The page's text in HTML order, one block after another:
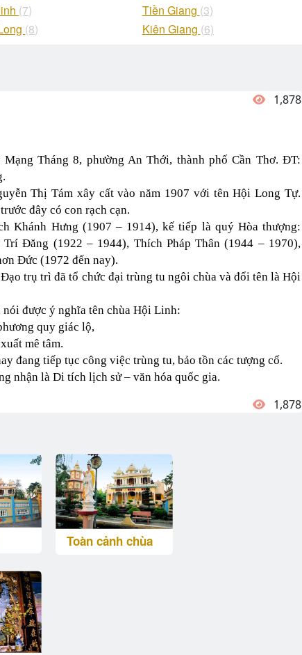
(7) Tiền Giang (3)
(8) Kiên Giang (6)
1,878
Tháng 8, phường An Thới, thành phố Cần Thơ. ĐT:
Thị Tám xây cất vào năm 1907 với tên Hội Long Tự.
đây có con rạch cạn.
Khánh Hưng (1907 – 1914), kế tiếp là quý Hòa thượng:
Đăng (1922 – 1944), Thích Pháp Thân (1944 – 1970),
Đức (1972 đến nay).
trụ trì đã tổ chức đại trùng tu ngôi chùa và đổi tên là Hội
nói được ý nghĩa tên chùa Hội Linh:
quy giác lộ,
mê tâm.
đang tiếp tục công việc trùng tu, bảo tồn các tượng cổ.
nhận là Di tích lịch sử – văn hóa quốc gia.
1,878
Toàn cảnh chùa